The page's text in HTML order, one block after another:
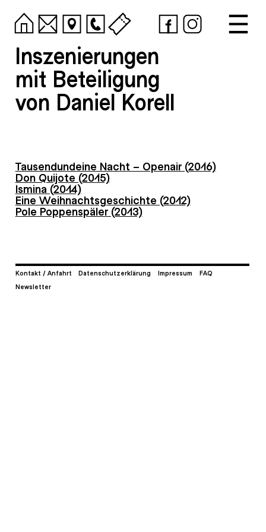
Inszenierungen
mit Beteiligung
von Daniel Korell
Tausendundeine Nacht – Openair (2016)
Don Quijote (2015)
Ismina (2014)
Eine Weihnachtsgeschichte (2012)
Pole Poppenspäler (2013)
Kontakt / Anfahrt Datenschutzerklärung Impressum
FAQ
Newsletter